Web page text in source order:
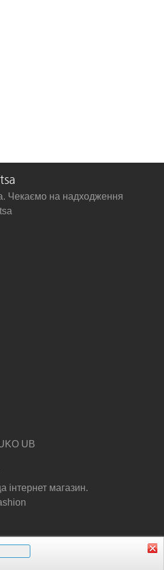
Чекаємо на надходження
UB
інтернет магазин.